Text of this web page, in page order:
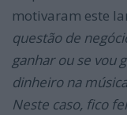
motivaram este
questão de
ganhar ou se vou
dinheiro na
Neste caso, fico